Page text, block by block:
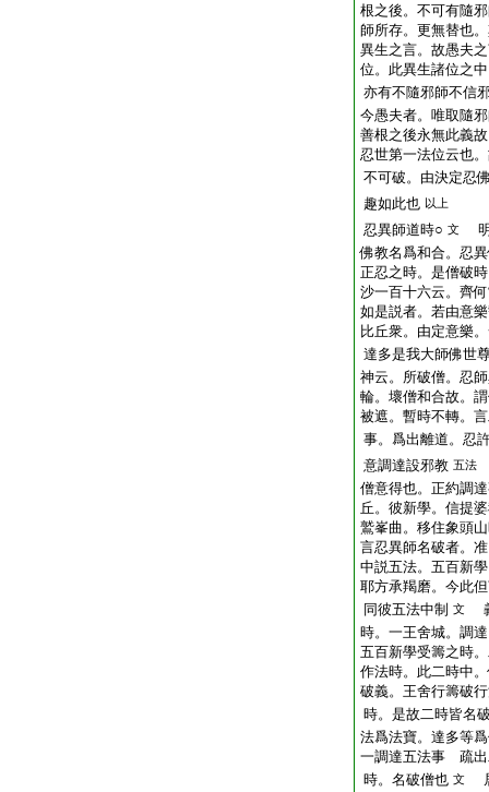
根之後。不可有隨
師所存。更無替也
異生之言。故愚夫
位。此異生諸位之
亦有不隨邪師不信
今愚夫者。唯取隨
善根之後永無此義
忍世第一法位云也
不可破。由決定忍
趣如此也 以上
忍異師道時○ 文
佛教名爲和合。忍
正忍之時。是僧破
沙一百十六云。齊
如是説者。若由意
比丘衆。由定意樂
達多是我大師佛世
神云。所破僧。忍
輪。壞僧和合故。
被遮。暫時不轉。
事。爲出離道。忍
意調達設邪教 五法
僧意得也。正約調
丘。彼新學。信提
鷲峯曲。移住象頭
言忍異師名破者。
中説五法。五百新
耶方承羯磨。今此
同彼五法中制 文
時。一王舍城。調
五百新學受籌之時
作法時。此二時中
破義。王舍行籌破
時。是故二時皆名
法爲法寶。達多等
一調達五法事 疏出
時。名破僧也 文